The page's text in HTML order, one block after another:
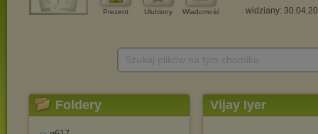
Prezent Ulubiony Wiadomość widziany:
Foldery Vijay Iyer